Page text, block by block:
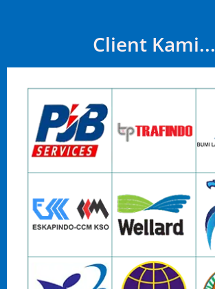
Client Kami...